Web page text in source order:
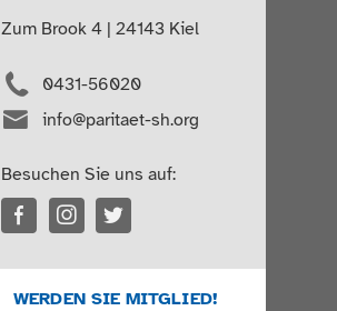
Zum Brook 4 | 24143 Kiel
0431-56020
info@paritaet-sh.org
Besuchen Sie uns auf:
WERDEN SIE MITGLIED!